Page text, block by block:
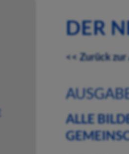
DER
<< Zurück
ALLE